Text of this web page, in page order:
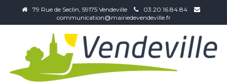
79 Rue de Seclin, 59175 Vendeville
03.20.16.84.84
communication@mairiedevendeville.fr